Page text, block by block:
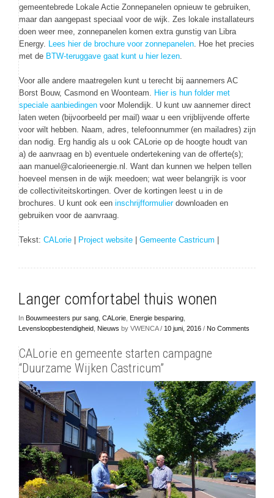
gemeentebrede Lokale Actie Zonnepanelen opnieuw te gebruiken,
maar dan aangepast speciaal voor de wijk. Zes lokale installateurs
doen weer mee, zonnepanelen komen extra gunstig van Libra
Energy.
Lees hier de brochure voor zonnepanelen . Hoe het precies
met de BTW-teruggave gaat kunt u hier lezen
Voor alle andere maatregelen kunt u terecht bij aannemers AC
Borst Bouw, Casmond en Woonteam.
Hier is hun folder met
speciale aanbiedingen voor Molendijk. U kunt uw aannemer direct
laten weten (bijvoorbeeld per mail) waar u een vrijblijvende offerte
voor wilt hebben. Naam, adres, telefoonnummer (en mailadres) zijn
dan nodig. Erg handig als u ook CALorie op de hoogte houdt van
a) de aanvraag en b) eventuele ondertekening van de offerte(s);
aan manuel@calorieenergie.nl. Want dan kunnen we helpen tellen
hoeveel mensen in de wijk meedoen; wat weer belangrijk is voor
de collectiviteitskortingen. Over de kortingen leest u in de
brochures. U kunt ook een inschrijfformulierdownloaden en
gebruiken voor de aanvraag.
Tekst: CALorie Project website Gemeente Castricum
Langer comfortabel thuis wonen
In Bouwmeesters pur sang CALorie Energie besparing
Levensloopbestendigheid Nieuws by VWENCA / 10 juni, 2016 / No Comments
CALorie en gemeente starten campagne
“Duurzame Wijken Castricum”